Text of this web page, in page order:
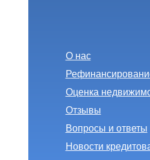
О нас
Оценка
Отзывы
Вопросы и ответы
Новости